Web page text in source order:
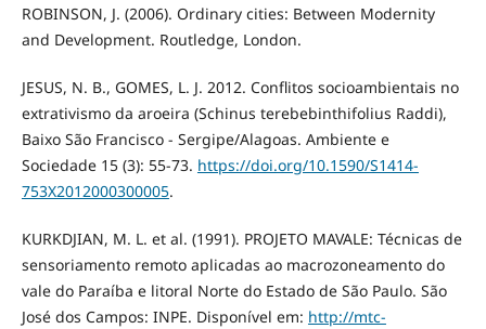
ROBINSON, J. (2006). Ordinary cities: Between Modernity
and Development. Routledge, London.
JESUS, N. B., GOMES, L. J. 2012. Conflitos socioambientais no
extrativismo da aroeira (Schinus terebebinthifolius Raddi),
Baixo São Francisco - Sergipe/Alagoas. Ambiente e
Sociedade 15 (3): 55-73. https://doi.org/10.1590/S1414-
753X2012000300005.
KURKDJIAN, M. L. et al. (1991). PROJETO MAVALE: Técnicas de
sensoriamento remoto aplicadas ao macrozoneamento do
vale do Paraíba e litoral Norte do Estado de São Paulo. São
José dos Campos: INPE. Disponível em: http://mtc-